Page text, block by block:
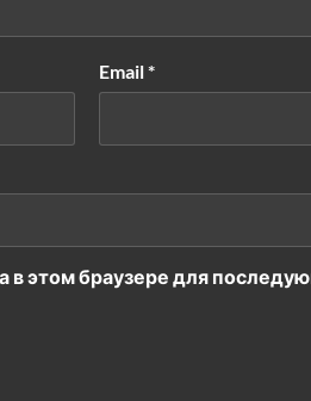
Email*
в этом браузере для